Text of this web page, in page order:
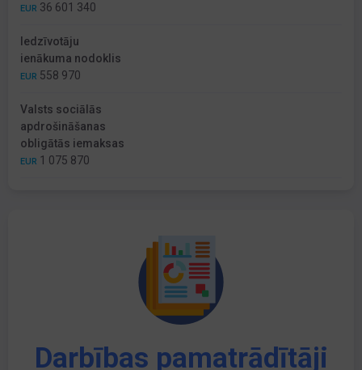
EUR 36 601 340
Iedzīvotāju
ienākuma nodoklis
EUR 558 970
Valsts sociālās
apdrošināšanas
obligātās iemaksas
EUR 1 075 870
Darbības pamatrādītāji